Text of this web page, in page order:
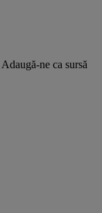
Adaugă-ne ca sursă